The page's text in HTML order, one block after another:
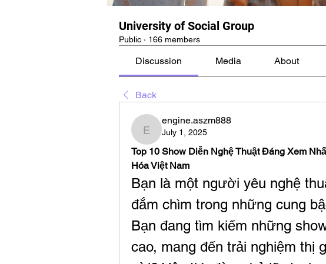
University of Social Group
Public · 166 members
Discussion Media About
Back
engine.aszm888
engine.aszm888
July 1, 2025
Top 10 Show Diễn Nghệ Thuật Đáng Xem
Hóa Việt Nam
Bạn là một người yêu nghệ
đắm chìm trong những cung
Bạn đang tìm kiếm những
cao, mang đến trải nghiệm thị